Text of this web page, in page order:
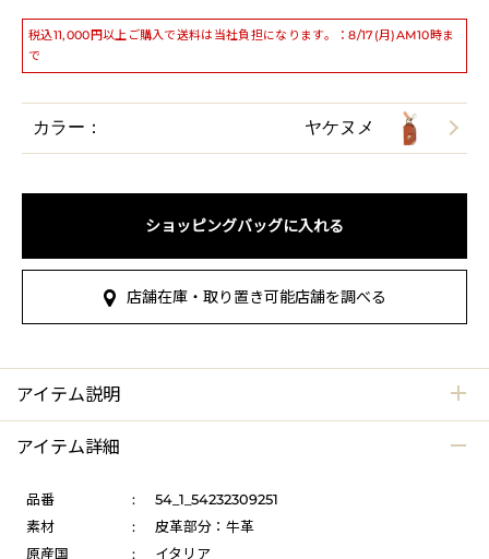
税込11,000円以上ご購入で送料は当社負担になります。：8/17(月)AM10時ま
で
カラー： ヤケヌメ
ショッピングバッグに入れる
店舗在庫・取り置き可能店舗を調べる
アイテム説明
アイテム詳細
品番 :
54_1_54232309251
素材
:
皮革部分：牛革
原産国
:
イタリア